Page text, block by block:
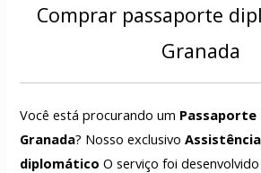
Comprar passaporte
Granada
Você está procurando um
Granada? Nosso exclusivo
diplomático O serviço foi